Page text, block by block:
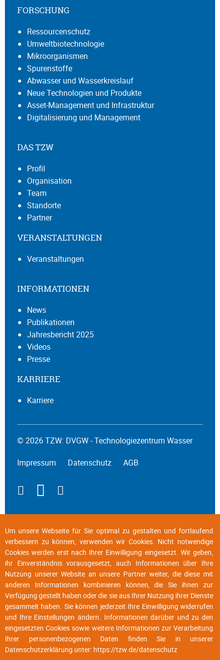
FORSCHUNG
Ressourcenschutz
Umweltbiotechnologie
Mikroorganismen
Spurenstoffe
Abwasser und Wasserkreislauf
Neue Technologien und Produkte
Asset-Management und Infrastruktur
Digitalisierung und Management
DAS TZW
Profil
Organisation
Team
Standorte
Partner
VERANSTALTUNGEN
Veranstaltungen
INFORMATIONEN
News
Publikationen
Jahresbericht 2025
Videos
Presse
KARRIERE
Karriere
© 2026 TZW: DVGW - Technologiezentrum Wasser
Impressum Datenschutz AGB
Um unsere Webseite für Sie optimal zu gestalten und fortlaufend
verbessern zu können, verwenden wir Cookies. Nicht notwendige
Cookies werden erst nach Ihrer Einwilligung eingesetzt. Wir geben,
ihr Einverständnis vorausgesetzt, auch Informationen über Ihre
Nutzung unserer Website an unsere Partner weiter, die diese mit
anderen Informationen kombinieren können, die Sie ihnen zur
Verfügung gestellt haben oder die sie aus Ihrer Nutzung ihrer Dienste
gesammelt haben. Sie können jederzeit Ihre Einwilligung widerrufen
und Ihre Einstellungen ändern. Informationen darüber und zu den
eingesetzten Cookies sowie weitere Informationen zur Verarbeitung
Ihrer personenbezogenen Daten finden Sie in unserer
Datenschutzerklärung unter: https://tzw.de/datenschutz